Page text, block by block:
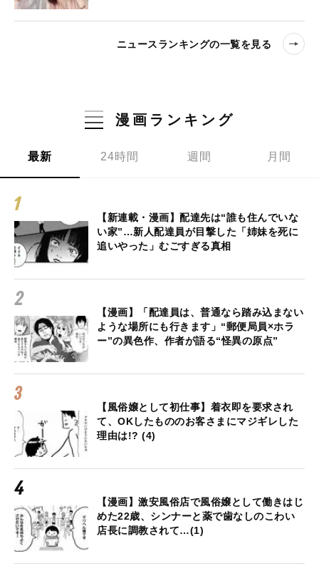
ニュースランキングの一覧を見る
漫画ランキング
最新 24時間 週間 月間
【新連載・漫画】配達先は“誰も住んでいな
い家”…新人配達員が目撃した「姉妹を死に
追いやった」むごすぎる真相
【漫画】「配達員は、普通なら踏み込まない
ような場所にも行きます」“郵便局員×ホラ
ー”の異色作、作者が語る“怪異の原点”
【風俗嬢として初仕事】着衣即を要求され
て、OKしたもののお客さまにマジギレした
理由は!? (4)
【漫画】激安風俗店で風俗嬢として働きはじ
めた22歳、シンナーと薬で歯なしのこわい
店長に調教されて…(1)